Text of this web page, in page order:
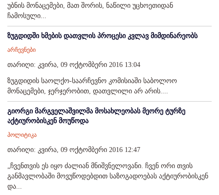
უბნის მონაცემები, მათ შორის, ნაწილი უცხოეთიდან
ჩამოსული...
ზუგდიდში ხმების დათვლის პროცესი კვლავ მიმდინარეობს
არჩევნები
თარიღი: კვირა, 09 ოქტომბერი 2016 13:04
ზუგდიდის საოლქო-საარჩევნო კომისიაში საბოლოო
მონაცემები, ჯერჯერობით, დათვლილი არ არის....
გიორგი მარგველაშვილმა მოსახლეობას მეორე ტურზე
აქტიურობისკენ მოუწოდა
პოლიტიკა
თარიღი: კვირა, 09 ოქტომბერი 2016 12:47
„ჩვენთვის ეს იყო ძალიან მნიშვნელოვანი. ჩვენ ორი თვის
განმავლობაში მოვუწოდებდით საზოგადოებას აქტიურობისკენ
და...